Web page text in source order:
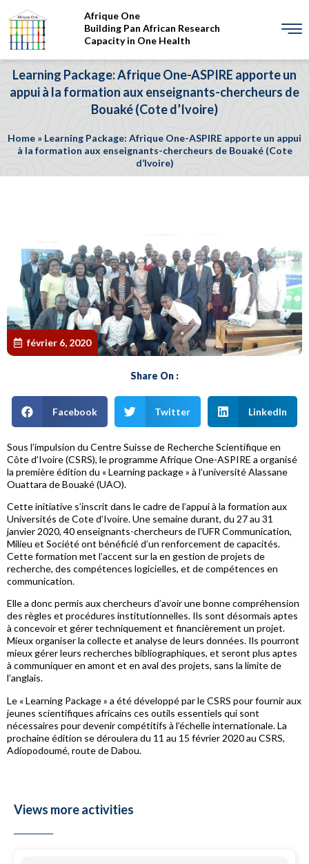
Afrique One
Building Pan African Research
Capacity in One Health
Learning Package: Afrique One-ASPIRE apporte un
appui à la formation aux enseignants-chercheurs de
Bouaké (Cote d’Ivoire)
Home » Learning Package: Afrique One-ASPIRE apporte un appui
à la formation aux enseignants-chercheurs de Bouaké (Cote
d’Ivoire)
février 6, 2020
Share On :
Facebook Twitter LinkedIn
Sous l’impulsion du Centre Suisse de Recherche Scientifique en
Côte d’Ivoire (CSRS), le programme Afrique One-ASPIRE a organisé
la première édition du « Learning package » à l’université Alassane
Ouattara de Bouaké (UAO).
Cette initiative s’inscrit dans le cadre de l’appui à la formation aux
Universités de Cote d’Ivoire. Une semaine durant, du 27 au 31
janvier 2020, 40 enseignants-chercheurs de l’UFR Communication,
Milieu et Société ont bénéficié d’un renforcement de capacités.
Cette formation met l’accent sur la en gestion de projets de
recherche, des compétences logicielles, et de compétences en
communication.
Elle a donc permis aux chercheurs d’avoir une bonne compréhension
des règles et procédures institutionnelles. Ils sont désormais aptes
à concevoir et gérer techniquement et financièrement un projet.
Mieux organiser la collecte et analyse de leurs données. Ils pourront
mieux gérer leurs recherches bibliographiques, et seront plus aptes
à communiquer en amont et en aval des projets, sans la limite de
l’anglais.
Le « Learning Package » a été développé par le CSRS pour fournir aux
jeunes scientifiques africains ces outils essentiels qui sont
nécessaires pour devenir compétitifs à l’échelle internationale. La
prochaine édition se déroulera du 11 au 15 février 2020 au CSRS,
Adiopodoumé, route de Dabou.
Views more activities